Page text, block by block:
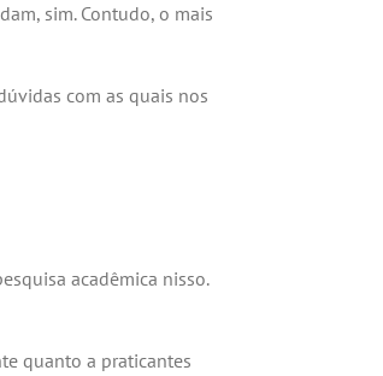
sim. Contudo, o mais
com as quais nos
acadêmica nisso.
quanto a praticantes